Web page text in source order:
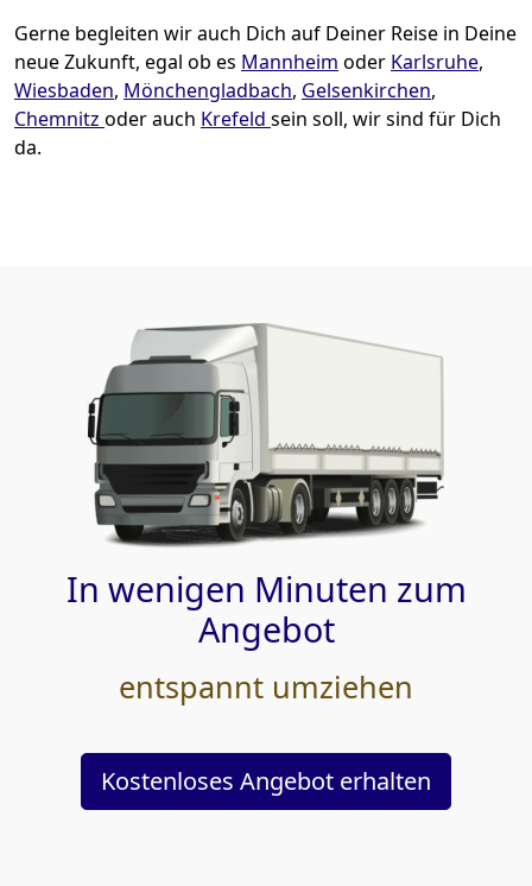
Gerne begleiten wir auch Dich auf Deiner Reise in Deine
neue Zukunft, egal ob es Mannheim oder Karlsruhe,
Wiesbaden, Mönchen­gladbach, Gelsenkirchen,
Chemnitz oder auch Krefeld sein soll, wir sind für Dich
da.
In wenigen Minuten zum
Angebot
entspannt umziehen
Kostenloses Angebot erhalten